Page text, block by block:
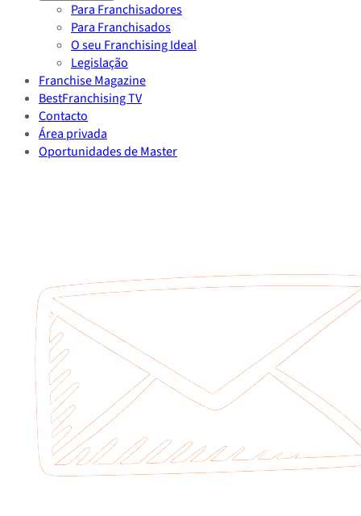
Para Franchisadores
Para Franchisados
O seu Franchising Ideal
Legislação
Franchise Magazine
BestFranchising TV
Contacto
Área privada
Oportunidades de Master